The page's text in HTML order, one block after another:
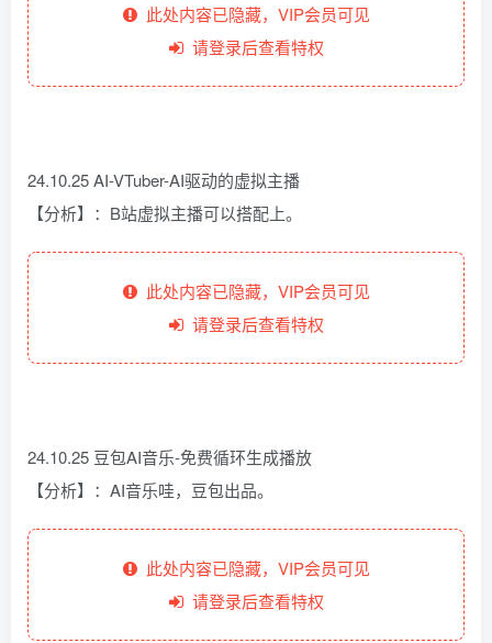
此处内容已隐藏，VIP会员可见
请登录后查看特权
24.10.25 AI-VTuber-AI驱动的虚拟主播
【分析】：B站虚拟主播可以搭配上。
此处内容已隐藏，VIP会员可见
请登录后查看特权
24.10.25 豆包AI音乐-免费循环生成播放
【分析】：AI音乐哇，豆包出品。
此处内容已隐藏，VIP会员可见
请登录后查看特权